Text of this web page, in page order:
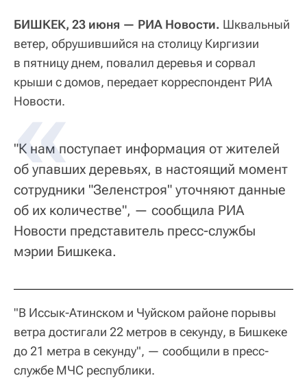
БИШКЕК, 23 июня — РИА Новости. Шквальный
ветер, обрушившийся на столицу Киргизии
в пятницу днем, повалил деревья и сорвал
крыши с домов, передает корреспондент РИА
Новости.
"К нам поступает информация от жителей
об упавших деревьях, в настоящий момент
сотрудники "Зеленстроя" уточняют данные
об их количестве", — сообщила РИА
Новости представитель пресс-службы
мэрии Бишкека.
"В Иссык-Атинском и Чуйском районе порывы
ветра достигали 22 метров в секунду, в Бишкеке
до 21 метра в секунду", — сообщили в пресс-
службе МЧС республики.